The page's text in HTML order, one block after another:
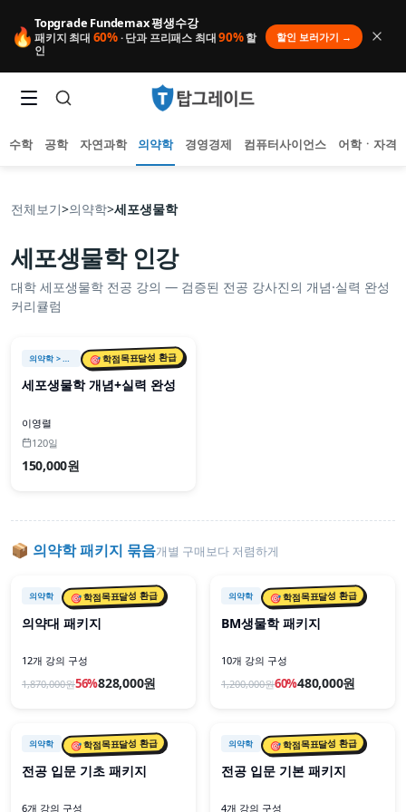
🔥
Topgrade Fundemax 평생수강
패키지 최대 60% · 단과 프리패스 최대90%할
인
할인 보러가기 →
인기 검색어
아직 집계된 인기 검색어가 없습니다.
추천 검색어
최근 검색어
최근 검색 내역이 없습니다.
수학 공학 자연과학 의약학 경영경제 컴퓨터사이언스 어학ㆍ자격
전체보기>의약학>세포생물학
세포생물학인강
대학 세포생물학 전공 강의 — 검증된 전공 강사진의 개념·실력 완성
커리큘럼
의약학 > 세포생물학 🎯 학점목표달성 환급
세포생물학 개념+실력 완성
이영렬
120일
150,000원
📦 의약학패키지 묶음개별 구매보다 저렴하게
📦 패키지
의약학 🎯 학점목표달성 환급
의약대 패키지
12개 강의 구성
1,870,000원56%828,000원
📦 패키지
의약학 🎯 학점목표달성 환급
BM생물학 패키지
10개 강의 구성
1,200,000원60%480,000원
📦 패키지
의약학 🎯 학점목표달성 환급
전공 입문 기초 패키지
6개 강의 구성
📦 패키지
의약학 🎯 학점목표달성 환급
전공 입문 기본 패키지
4개 강의 구성